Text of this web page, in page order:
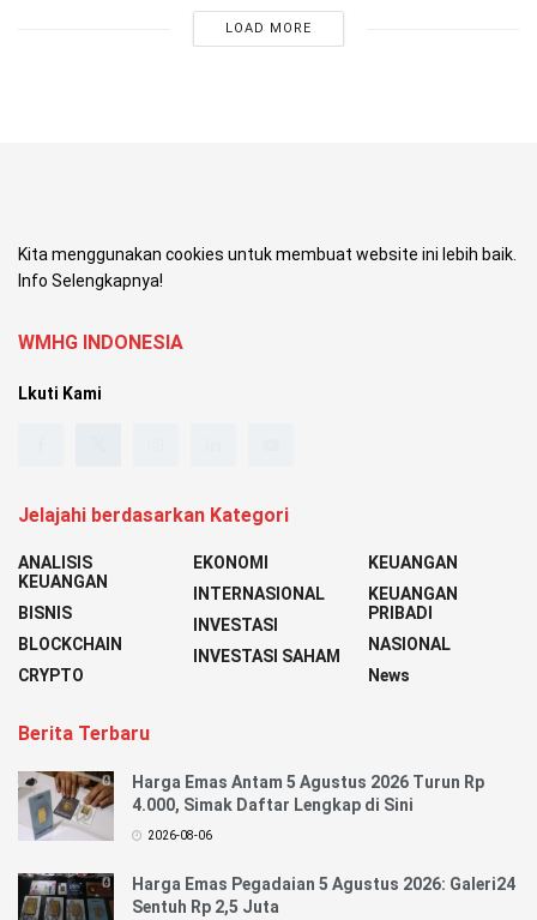
LOAD MORE
Kita menggunakan cookies untuk membuat website ini lebih baik.
Info Selengkapnya!
WMHG INDONESIA
Lkuti Kami
Jelajahi berdasarkan Kategori
ANALISIS
KEUANGAN
BISNIS
BLOCKCHAIN
CRYPTO
EKONOMI
INTERNASIONAL
INVESTASI
INVESTASI SAHAM
KEUANGAN
KEUANGAN
PRIBADI
NASIONAL
News
Berita Terbaru
Harga Emas Antam 5 Agustus 2026 Turun Rp
4.000, Simak Daftar Lengkap di Sini
2026-08-06
Harga Emas Pegadaian 5 Agustus 2026: Galeri24
Sentuh Rp 2,5 Juta